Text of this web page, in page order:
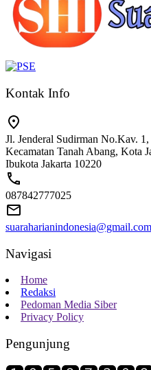
Kontak Info
Jl. Jenderal Sudirman No.Kav.
Kecamatan Tanah Abang, Kota
Ibukota Jakarta 10220
087842777025
suaraharianindonesia@gmail.com
Navigasi
Home
Redaksi
Pedoman Media Siber
Privacy Policy
Pengunjung